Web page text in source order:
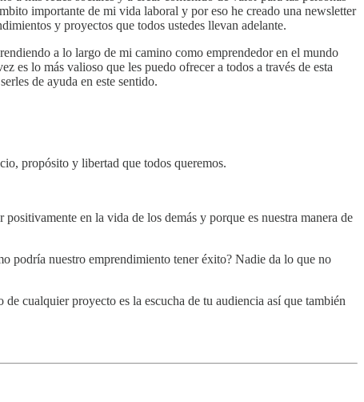
importante de mi vida laboral y por eso he creado una newsletter
y proyectos que todos ustedes llevan adelante.
a lo largo de mi camino como emprendedor en el mundo
es lo más valioso que les puedo ofrecer a todos a través de esta
de ayuda en este sentido.
propósito y libertad que todos queremos.
en la vida de los demás y porque es nuestra manera de
podría nuestro emprendimiento tener éxito? Nadie da lo que no
cualquier proyecto es la escucha de tu audiencia así que también